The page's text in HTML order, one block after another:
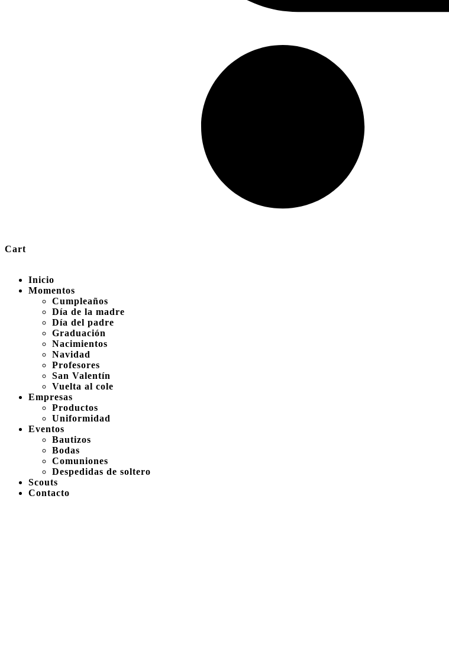
Cart
Inicio
Momentos
Cumpleaños
Día de la madre
Día del padre
Graduación
Nacimientos
Navidad
Profesores
San Valentín
Vuelta al cole
Empresas
Productos
Uniformidad
Eventos
Bautizos
Bodas
Comuniones
Despedidas de soltero
Scouts
Contacto